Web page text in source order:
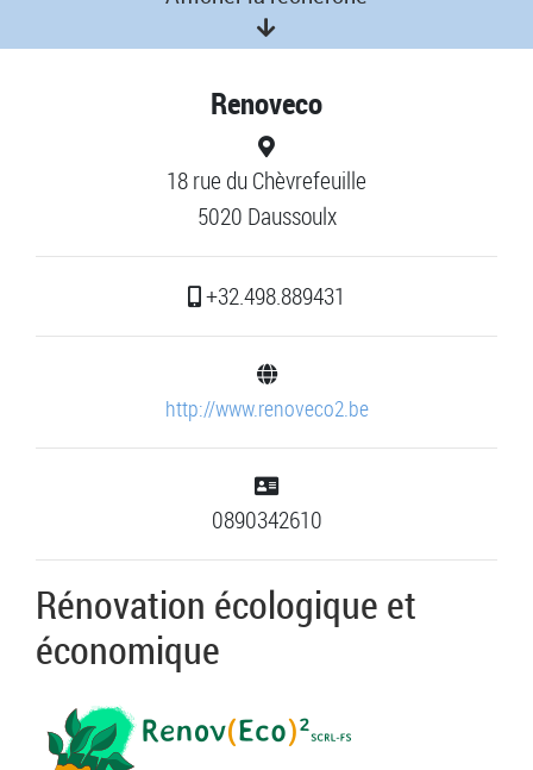
Renoveco
18 rue du Chèvrefeuille
5020 Daussoulx
+32.498.889431
http://www.renoveco2.be
0890342610
Rénovation écologique et
économique